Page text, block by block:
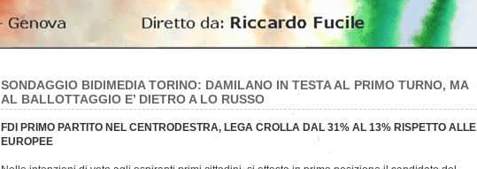
SONDAGGIO BIDIMEDIA TORINO: DAMILANO IN TESTA AL PRIMO TURNO, MA
AL BALLOTTAGGIO E’ DIETRO A LO RUSSO
FDI PRIMO PARTITO NEL CENTRODESTRA, LEGA CROLLA DAL 31% AL 13% RISPETTO ALLE
EUROPEE